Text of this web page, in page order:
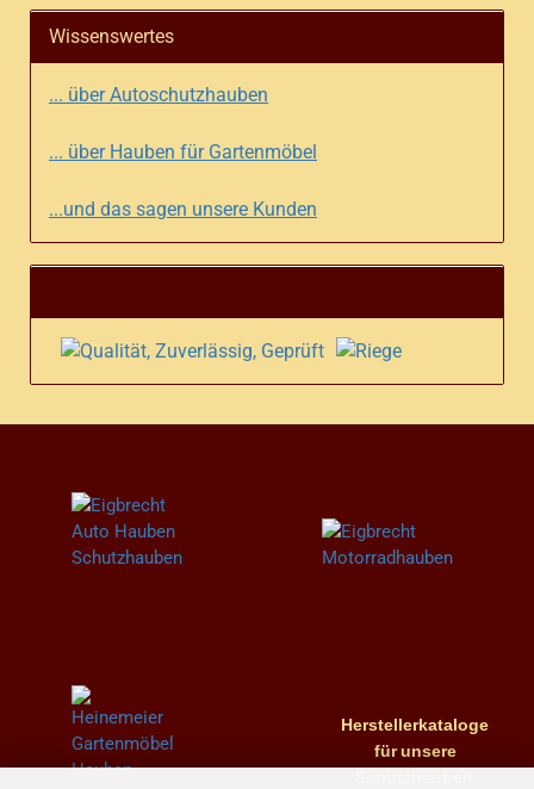
Wissenswertes
... über Autoschutzhauben
... über Hauben für Gartenmöbel
...und das sagen unsere Kunden
Herstellerkataloge
fürunsere